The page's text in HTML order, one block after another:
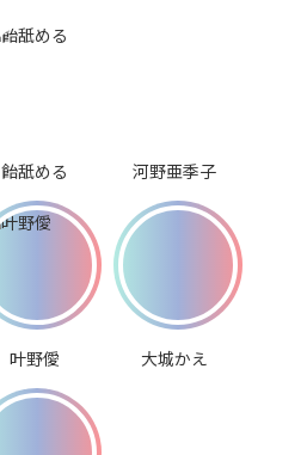
飴舐める 河野亜季子
叶野僾 大城かえ